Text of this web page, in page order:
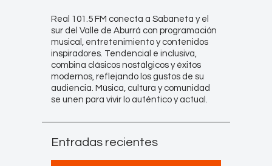
Real 101.5 FM conecta a Sabaneta y el
sur del Valle de Aburrá con programación
musical, entretenimiento y contenidos
inspiradores. Tendencial e inclusiva,
combina clásicos nostálgicos y éxitos
modernos, reflejando los gustos de su
audiencia. Música, cultura y comunidad
se unen para vivir lo auténtico y actual.
Entradas recientes